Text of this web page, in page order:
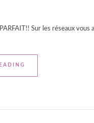
Sur les réseaux vous